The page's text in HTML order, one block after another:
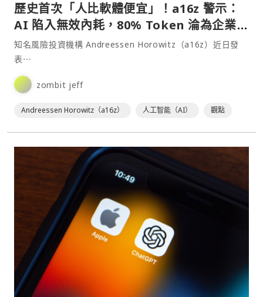
歷史首次「人比軟體便宜」！a16z 警示：
AI 陷入無效內耗，80% Token 淪為企業
「數位冗員」
知名風險投資機構 Andreessen Horowitz（a16z）近日發
表⋯
zombit jeff
Andreessen Horowitz（a16z） 人工智能（AI） 觀點